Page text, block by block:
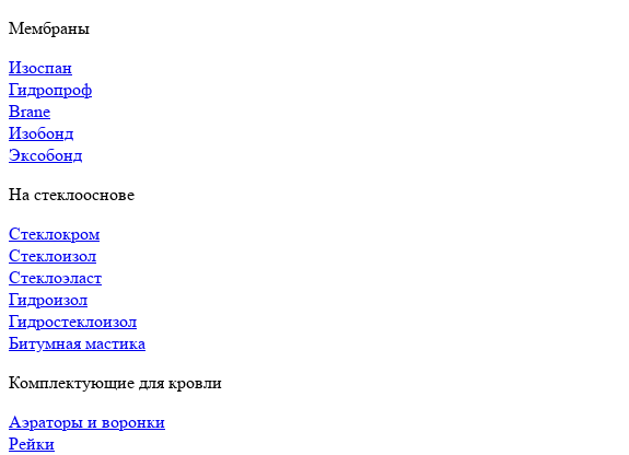
Мембраны
Изоспан
Гидропроф
Brane
Изобонд
Эксобонд
На стеклооснове
Стеклокром
Стеклоизол
Стеклоэласт
Гидроизол
Гидростеклоизол
Битумная мастика
Комплектующие для кровли
Аэраторы и воронки
Рейки